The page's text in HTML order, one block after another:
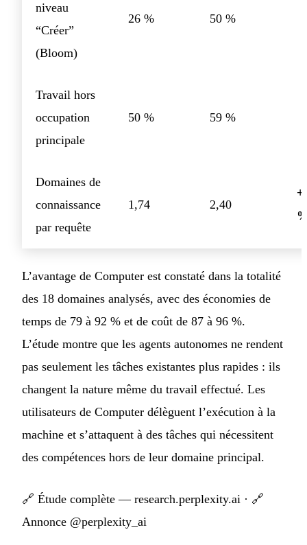
niveau
“Créer”
(Bloom)
26 % 50 %
Travail hors
occupation
principale
50 % 59 %
Domaines de
connaissance
par requête
1,74 2,40
L’avantage de Computer est constaté dans la totalité
des 18 domaines analysés, avec des économies de
temps de 79 à 92 % et de coût de 87 à 96 %.
L’étude montre que les agents autonomes ne rendent
pas seulement les tâches existantes plus rapides : ils
changent la nature même du travail effectué. Les
utilisateurs de Computer délèguent l’exécution à la
machine et s’attaquent à des tâches qui nécessitent
des compétences hors de leur domaine principal.
🔗 Étude complète — research.perplexity.ai · 🔗
Annonce @perplexity_ai